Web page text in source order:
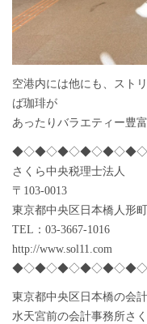
空港内には他にも、スト
ば珈琲が
あったりバラエティー豊
さくら中央税理士法人
〒103-0013
東京都中央区日本橋人形
TEL：03-3667-1016
http://www.sol11.com
東京都中央区日本橋の会
水天宮前の会計事務所さ